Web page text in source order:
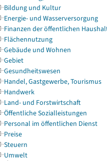
Bildung und Kultur
Energie- und Wasserversorgung
Finanzen der öffentlichen
Flächennutzung
Gebäude und Wohnen
Gebiet
Gesundheitswesen
Handel, Gastgewerbe, Tourismus
Handwerk
Land- und Forstwirtschaft
Öffentliche Sozialleistungen
Personal im öffentlichen Dienst
Preise
Steuern
Umwelt